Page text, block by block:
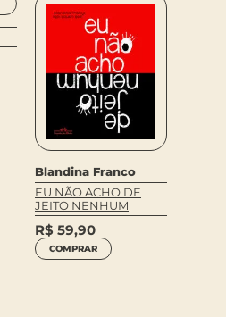
Blandina Franco
EU NÃO ACHO DE
JEITO NENHUM
R$ 59,90
COMPRAR